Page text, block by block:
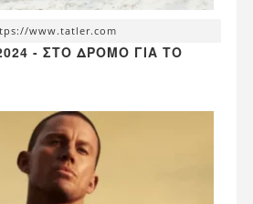
www.tatler.com
- ΣΤΟ ΔΡΌΜΟ ΓΙΑ ΤΟ